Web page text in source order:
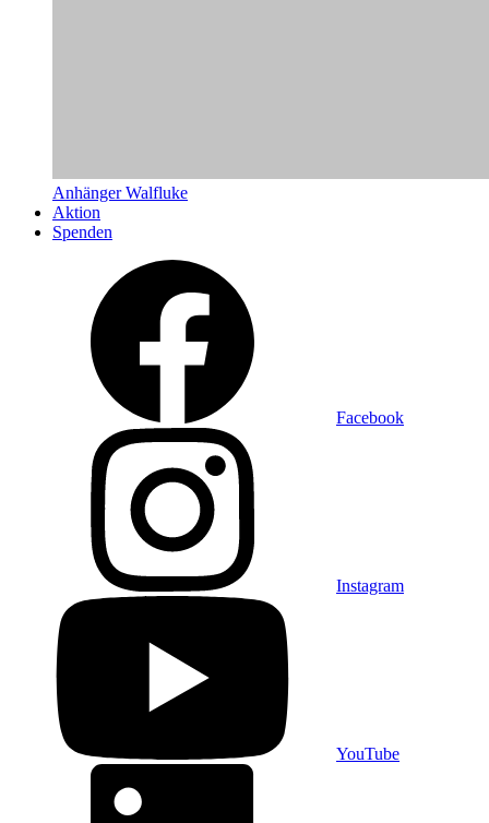
Anhänger Walfluke
Aktion
Spenden
Facebook
Instagram
YouTube